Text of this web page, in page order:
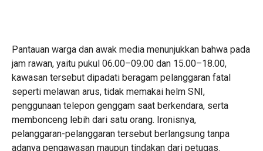
Pantauan warga dan awak media menunjukkan bahwa pada
jam rawan, yaitu pukul 06.00–09.00 dan 15.00–18.00,
kawasan tersebut dipadati beragam pelanggaran fatal
seperti melawan arus, tidak memakai helm SNI,
penggunaan telepon genggam saat berkendara, serta
membonceng lebih dari satu orang. Ironisnya,
pelanggaran-pelanggaran tersebut berlangsung tanpa
adanya pengawasan maupun tindakan dari petugas.